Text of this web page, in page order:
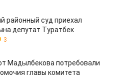
районный суд приехал
депутат Туратбек
3
Мадылбекова потребовали
главы комитета